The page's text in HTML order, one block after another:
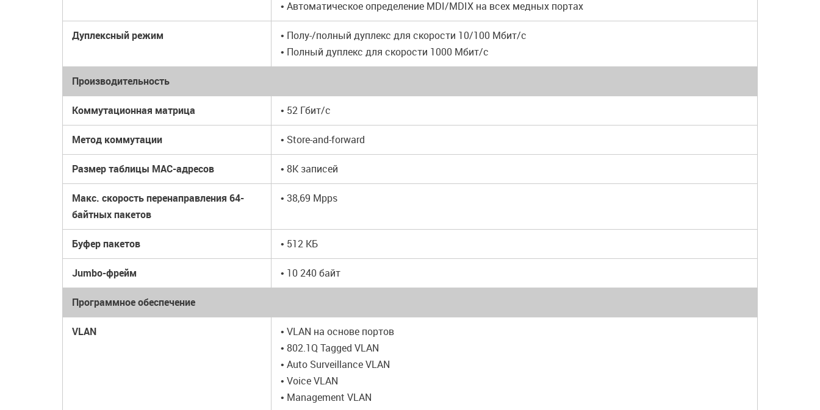
• Автоматическое определение MDI/MDIX на всех медных портах
Дуплексный режим
• Полу-/полный дуплекс для скорости 10/100 Мбит/с
• Полный дуплекс для скорости 1000 Мбит/с
Производительность
Коммутационная матрица • 52 Гбит/с
Метод коммутации • Store-and-forward
Размер таблицы MAC-адресов • 8K записей
Макс. скорость перенаправления 64-
байтных пакетов
• 38,69 Mpps
Буфер пакетов • 512 КБ
Jumbo-фрейм • 10 240 байт
Программное обеспечение
VLAN
• VLAN на основе портов
• 802.1Q Tagged VLAN
• Auto Surveillance VLAN
• Voice VLAN
• Management VLAN